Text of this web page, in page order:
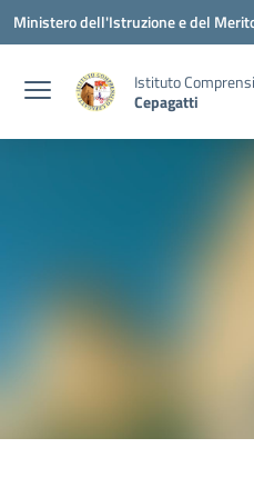
Vai ai contenuti
Vai al menu di navigazione
Vai al footer
Ministero dell'Istruzione e del
Istituto
Cepagatti